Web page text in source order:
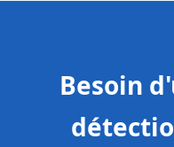
Besoin